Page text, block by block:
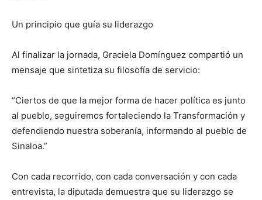
Un principio que guía su liderazgo
Al finalizar la jornada, Graciela Domínguez compartió un
mensaje que sintetiza su filosofía de servicio:
“Ciertos de que la mejor forma de hacer política es junto
al pueblo, seguiremos fortaleciendo la Transformación y
defendiendo nuestra soberanía, informando al pueblo de
Sinaloa.”
Con cada recorrido, con cada conversación y con cada
entrevista, la diputada demuestra que su liderazgo se